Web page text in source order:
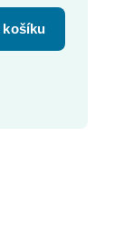
košíku